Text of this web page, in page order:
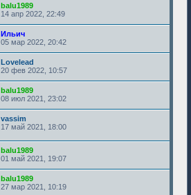
balu1989
14 апр 2022, 22:49
Ильич
05 мар 2022, 20:42
Lovelead
20 фев 2022, 10:57
balu1989
08 июл 2021, 23:02
vassim
17 май 2021, 18:00
balu1989
01 май 2021, 19:07
balu1989
27 мар 2021, 10:19